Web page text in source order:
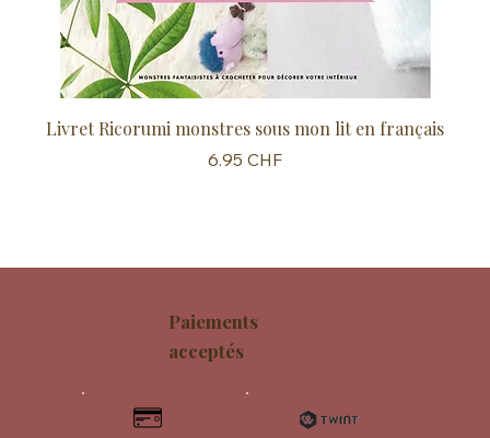
Livret Ricorumi monstres sous mon lit en français
Prix
6.95 CHF
Paiements
acceptés